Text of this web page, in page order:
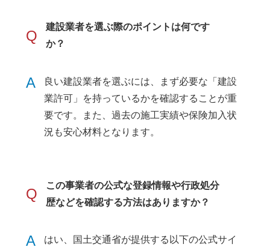
Q
建設業者を選ぶ際のポイントは何です
か？
A
良い建設業者を選ぶには、まず必要な「建設
業許可」を持っているかを確認することが重
要です。また、過去の施工実績や保険加入状
況も安心材料となります。
Q
この事業者の公式な登録情報や行政処分
歴などを確認する方法はありますか？
A
はい、国土交通省が提供する以下の公式サイ